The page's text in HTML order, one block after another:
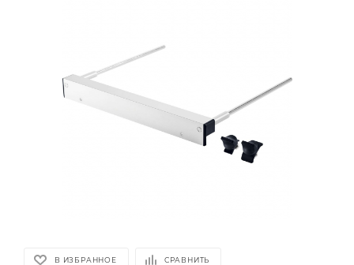
В ИЗБРАННОЕ СРАВНИТЬ